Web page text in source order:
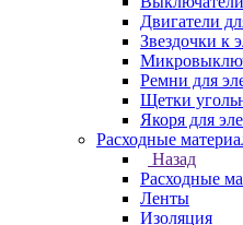
Двигатели
Звездочки к
Ремни для
Щетки
Якоря для
Расходные
Назад
Расходные
Ленты
Изоляция